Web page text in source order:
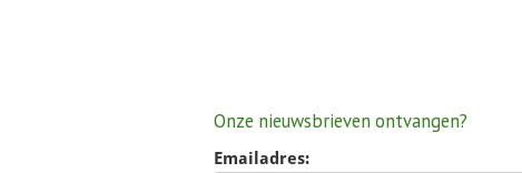
Onze nieuwsbrieven ontvangen?
Emailadres: